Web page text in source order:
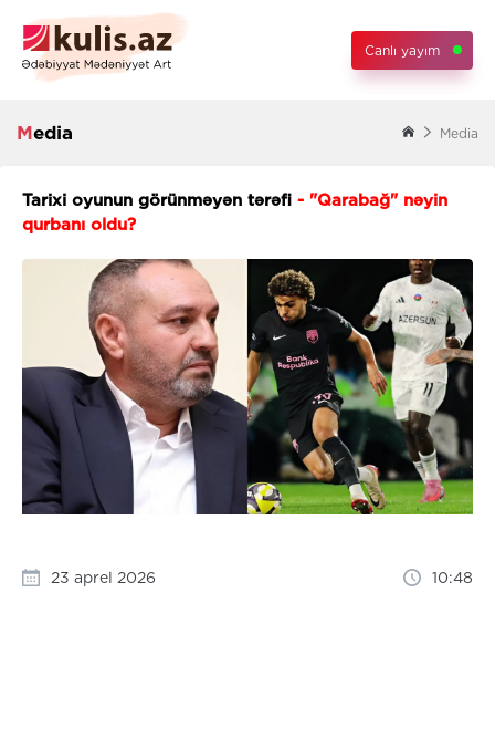
Canlı yayım
Media Media
Tarixi oyunun görünməyən tərəfi - "Qarabağ" nəyin
qurbanı oldu?
23 aprel 2026 10:48